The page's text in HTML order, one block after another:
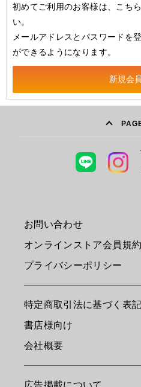
初めてご利用のお客様は、こち
い。
メールアドレスとパスワードを
ができるようになります。
お問い合わせ
オンラインストア会員規約
プライバシーポリシー
特定商取引法に基づく表記
書店様向け
会社概要
広告掲載について